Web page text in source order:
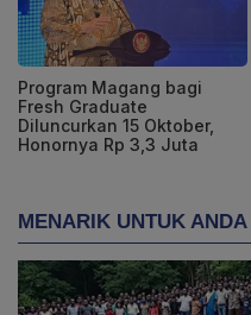
Program Magang bagi
Fresh Graduate
Diluncurkan 15 Oktober,
Honornya Rp 3,3 Juta